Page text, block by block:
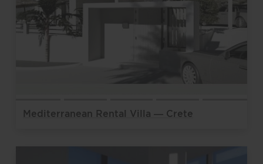
Mediterranean Rental Villa — Crete